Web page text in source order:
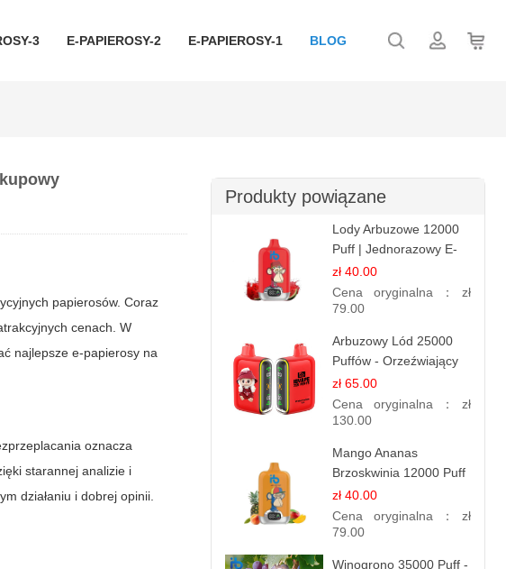
3 E-PAPIEROSY-2 E-PAPIEROSY-1 BLOG
papierosów. Coraz
cenach. W
najlepsze e-papierosy na
oznacza
starannej analizie i
działaniu i dobrej opinii.
Produkty powiązane
Lody Arbuzowe 12000
Puff | Jednorazowy E-
papieros | Deserowy
Smak
zł 40.00
Cena oryginalna： zł
79.00
Arbuzowy Lód 25000
Puffów - Orzeźwiający
E-papieros
Jednorazowy
zł 65.00
Cena oryginalna： zł
130.00
Mango Ananas
Brzoskwinia 12000 Puff
| Jednorazowy E-
papieros | Tropikalny
Smak
zł 40.00
Cena oryginalna： zł
79.00
Winogrono 35000 Puff -